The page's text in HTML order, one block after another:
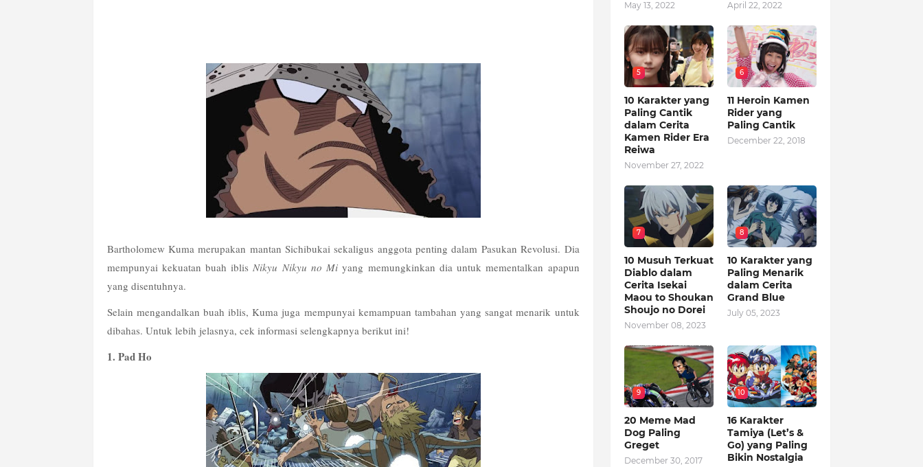
Bartholomew Kuma merupakan mantan Sichibukai sekaligus anggota penting dalam Pasukan Revolusi. Dia
mempunyai kekuatan buah iblis Nikyu Nikyu no Mi yang memungkinkan dia untuk mementalkan apapun
yang disentuhnya.
Selain mengandalkan buah iblis, Kuma juga mempunyai kemampuan tambahan yang sangat menarik untuk
dibahas. Untuk lebih jelasnya, cek informasi selengkapnya berikut ini!
1. Pad Ho
May 13, 2022 April 22, 2022
5
10 Karakter yang
Paling Cantik
dalam Cerita
Kamen Rider Era
Reiwa
November 27, 2022
6
11 Heroin Kamen
Rider yang
Paling Cantik
December 22, 2018
7
10 Musuh Terkuat
Diablo dalam
Cerita Isekai
Maou to Shoukan
Shoujo no Dorei
November 08, 2023
8
10 Karakter yang
Paling Menarik
dalam Cerita
Grand Blue
July 05, 2023
9
20 Meme Mad
Dog Paling
Greget
December 30, 2017
10
16 Karakter
Tamiya (Let’s &
Go) yang Paling
Bikin Nostalgia